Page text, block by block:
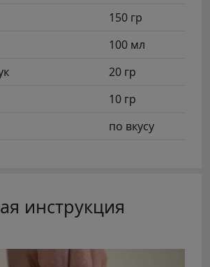
150 гр
100 мл
20 гр
10 гр
по вкусу
инструкция